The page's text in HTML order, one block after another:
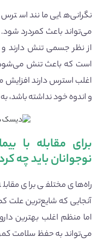
نگرانی‌هایی مانند
می‌تواند باعث کمردرد
از نظر جسمی تنش دارند و
است که باعث تنش می‌شود.
اغلب استرس دارند افزایش
و اندوه خود نداشته باشد،
برای مقابله با
نوجوانان باید چه
راه‌های مختلفی برای
آنجایی که شایع‌ترین علت
اما منظم اغلب بهترین
می‌تواند به حفظ سلامت